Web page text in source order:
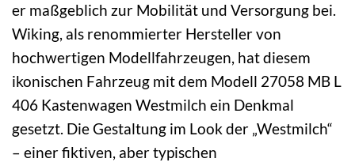
er maßgeblich zur Mobilität und Versorgung bei.
Wiking, als renommierter Hersteller von
hochwertigen Modellfahrzeugen, hat diesem
ikonischen Fahrzeug mit dem Modell 27058 MB L
406 Kastenwagen Westmilch ein Denkmal
gesetzt. Die Gestaltung im Look der „Westmilch“
– einer fiktiven, aber typischen